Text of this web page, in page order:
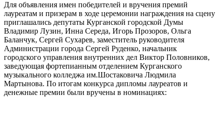
Для объявления имен победителей и вручения премий
лауреатам и призерам в ходе церемонии награждения на сцену
приглашались депутаты Курганской городской Думы
Владимир Лузин, Инна Середа, Игорь Прозоров, Ольга
Баланчук, Сергей Сухарев, заместитель руководителя
Администрации города Сергей Руденко, начальник
городского управления внутренних дел Виктор Половников,
заведующая фортепианным отделением Курганского
музыкального колледжа им.Шостаковича Людмила
Мартынова. По итогам конкурса дипломы лауреатов и
денежные премии были вручены в номинациях: